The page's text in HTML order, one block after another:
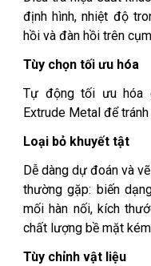
định hình, nhiệt độ
hồi và đàn hồi trên
Tùy chọn tối ưu hóa
Tự động tối ưu hóa
Extrude Metal để
Loại bỏ khuyết tật
Dễ dàng dự đoán và
thường gặp: biến
mối hàn nối, kích
chất lượng bề mặt
Tùy chỉnh vật liệu